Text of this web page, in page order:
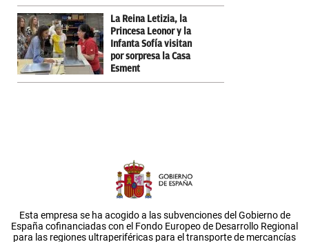
La Reina Letizia, la
Princesa Leonor y la
Infanta Sofía visitan
por sorpresa la Casa
Esment
Esta empresa se ha acogido a las subvenciones del Gobierno de
España cofinanciadas con el Fondo Europeo de Desarrollo Regional
para las regiones ultraperiféricas para el transporte de mercancías